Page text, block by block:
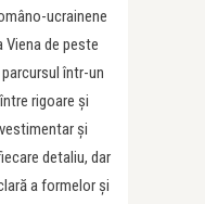
ucrainene
de peste
într-un
rigoare și
și
detaliu, dar
a formelor și